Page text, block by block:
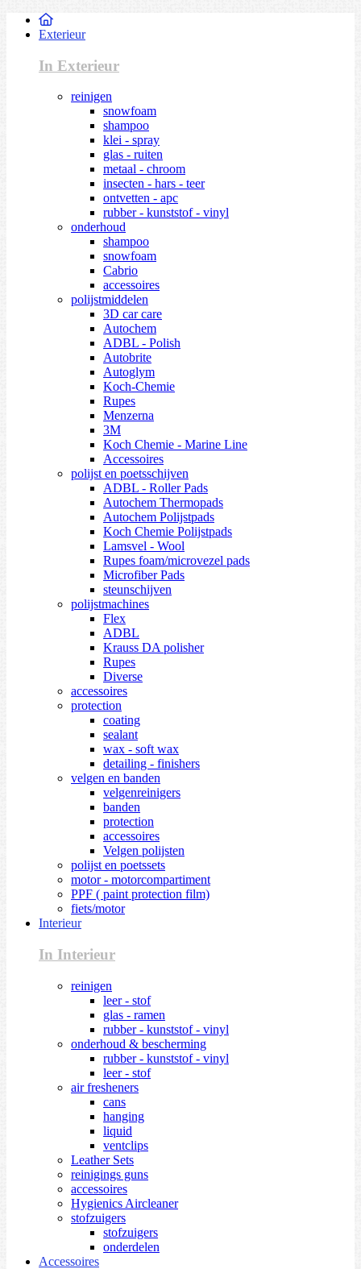
Exterieur
In Exterieur
reinigen
snowfoam
shampoo
klei - spray
glas - ruiten
metaal - chroom
insecten - hars - teer
ontvetten - apc
rubber - kunststof - vinyl
onderhoud
shampoo
snowfoam
Cabrio
accessoires
polijstmiddelen
3D car care
Autochem
ADBL - Polish
Autobrite
Autoglym
Koch-Chemie
Rupes
Menzerna
3M
Koch Chemie - Marine Line
Accessoires
polijst en poetsschijven
ADBL - Roller Pads
Autochem Thermopads
Autochem Polijstpads
Koch Chemie Polijstpads
Lamsvel - Wool
Rupes foam/microvezel pads
Microfiber Pads
steunschijven
polijstmachines
Flex
ADBL
Krauss DA polisher
Rupes
Diverse
accessoires
protection
coating
sealant
wax - soft wax
detailing - finishers
velgen en banden
velgenreinigers
banden
protection
accessoires
Velgen polijsten
polijst en poetssets
motor - motorcompartiment
PPF ( paint protection film)
fiets/motor
Interieur
In Interieur
reinigen
leer - stof
glas - ramen
rubber - kunststof - vinyl
onderhoud & bescherming
rubber - kunststof - vinyl
leer - stof
air fresheners
cans
hanging
liquid
ventclips
Leather Sets
reinigings guns
accessoires
Hygienics Aircleaner
stofzuigers
stofzuigers
onderdelen
Accessoires